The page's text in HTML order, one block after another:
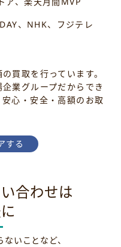
、NHK、フジテレ
買取を行っています。
業グループだからでき
心・安全・高額のお取
する
合わせは
いことなど、